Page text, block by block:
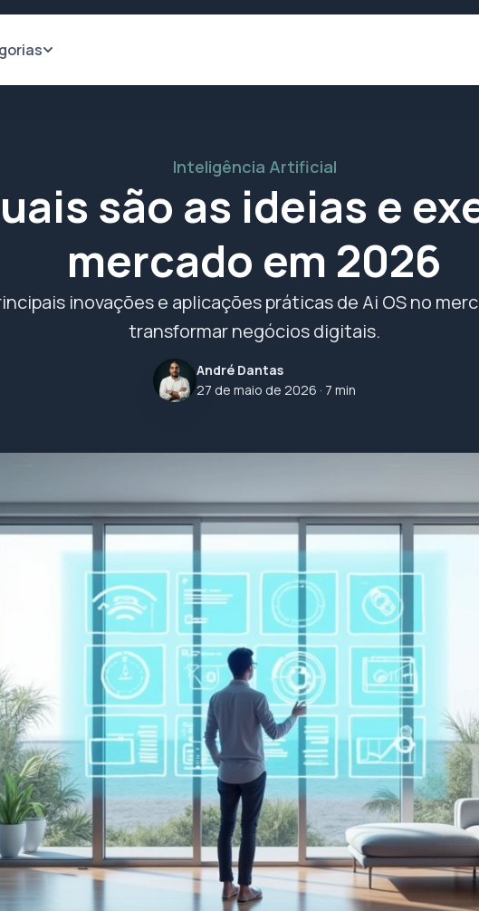
Inteligência Artificial
são as ideias e
mercado em 2026
inovações e aplicações práticas de Ai OS no
transformar negócios digitais.
André Dantas
27 de maio de 2026 · 7 min